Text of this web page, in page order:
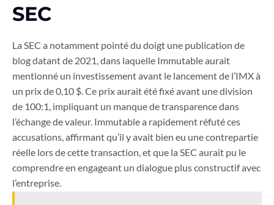
SEC
La SEC a notamment pointé du doigt une publication de
blog datant de 2021, dans laquelle Immutable aurait
mentionné un investissement avant le lancement de l’IMX à
un prix de 0,10 $. Ce prix aurait été fixé avant une division
de 100:1, impliquant un manque de transparence dans
l’échange de valeur. Immutable a rapidement réfuté ces
accusations, affirmant qu’il y avait bien eu une contrepartie
réelle lors de cette transaction, et que la SEC aurait pu le
comprendre en engageant un dialogue plus constructif avec
l’entreprise.